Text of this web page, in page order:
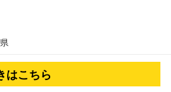
はこちら